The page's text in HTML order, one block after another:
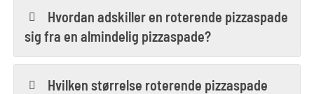
Hvordan adskiller en roterende pizzaspade
sig fra en almindelig pizzaspade?
Hvilken størrelse roterende pizzaspade